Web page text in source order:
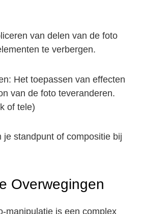
van delen van de foto
te verbergen.
Het toepassen van effecten
van de foto teveranderen.
of tele)
je standpunt of compositie bij
Overwegingen
manipulatie is een complex